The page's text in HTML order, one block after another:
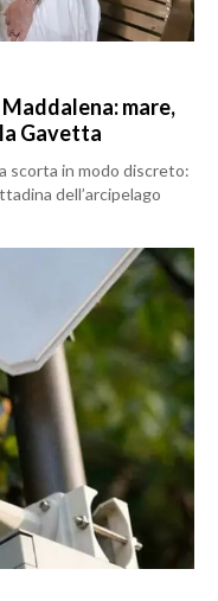
mare,
Gavetta
scorta in modo discreto:
dell’arcipelago